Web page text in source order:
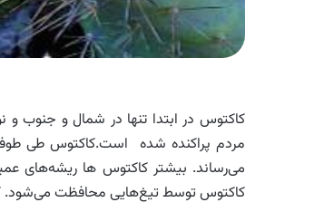
کاکتوس در ابتدا تنها در شمال و جنوب و
مردم پراکنده شده است.کاکتوس طی
می‌رساند. بیشتر کاکتوس ها ریشه‌های
کاکتوس توسط تیغ‌هایی محافظت می‌شود.